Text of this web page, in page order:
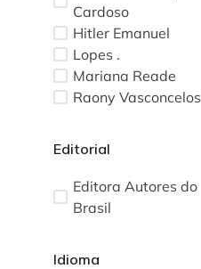
Cardoso
Hitler Emanuel
Lopes .
Mariana Reade
Raony Vasconcelos
Editorial
Editora Autores do
Brasil
Idioma